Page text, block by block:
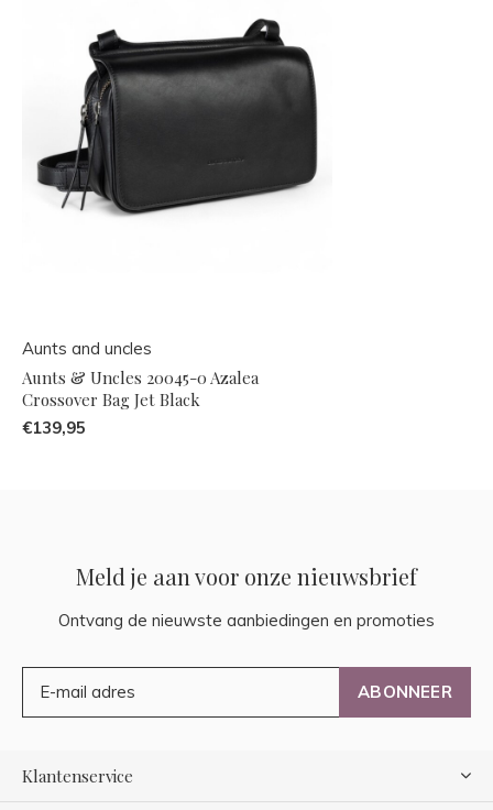
Aunts and uncles
Aunts & Uncles 20045-0 Azalea
Crossover Bag Jet Black
€139,95
Meld je aan voor onze nieuwsbrief
Ontvang de nieuwste aanbiedingen en promoties
ABONNEER
Klantenservice